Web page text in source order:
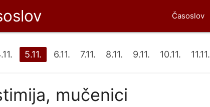
Časoslov
5.11. 6.11. 7.11. 8.11. 9.11. 10.11. 11.11.
mučenici